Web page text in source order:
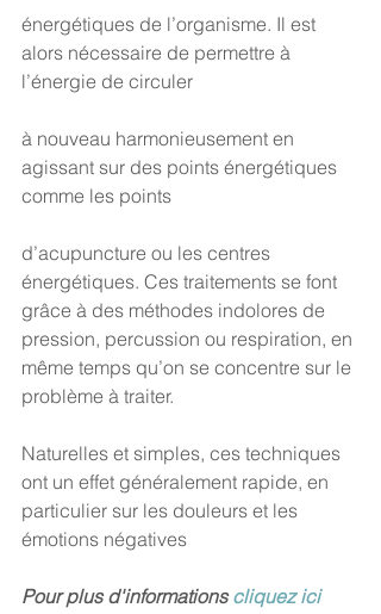
énergétiques de l’organisme. Il est
alors nécessaire de permettre à
l’énergie de circuler
à nouveau harmonieusement en
agissant sur des points énergétiques
comme les points
d’acupuncture ou les centres
énergétiques. Ces traitements se font
grâce à des méthodes indolores de
pression, percussion ou respiration, en
même temps qu’on se concentre sur le
problème à traiter.
Naturelles et simples, ces techniques
ont un effet généralement rapide, en
particulier sur les douleurs et les
émotions négatives
Pour plus d'informations cliquez ici